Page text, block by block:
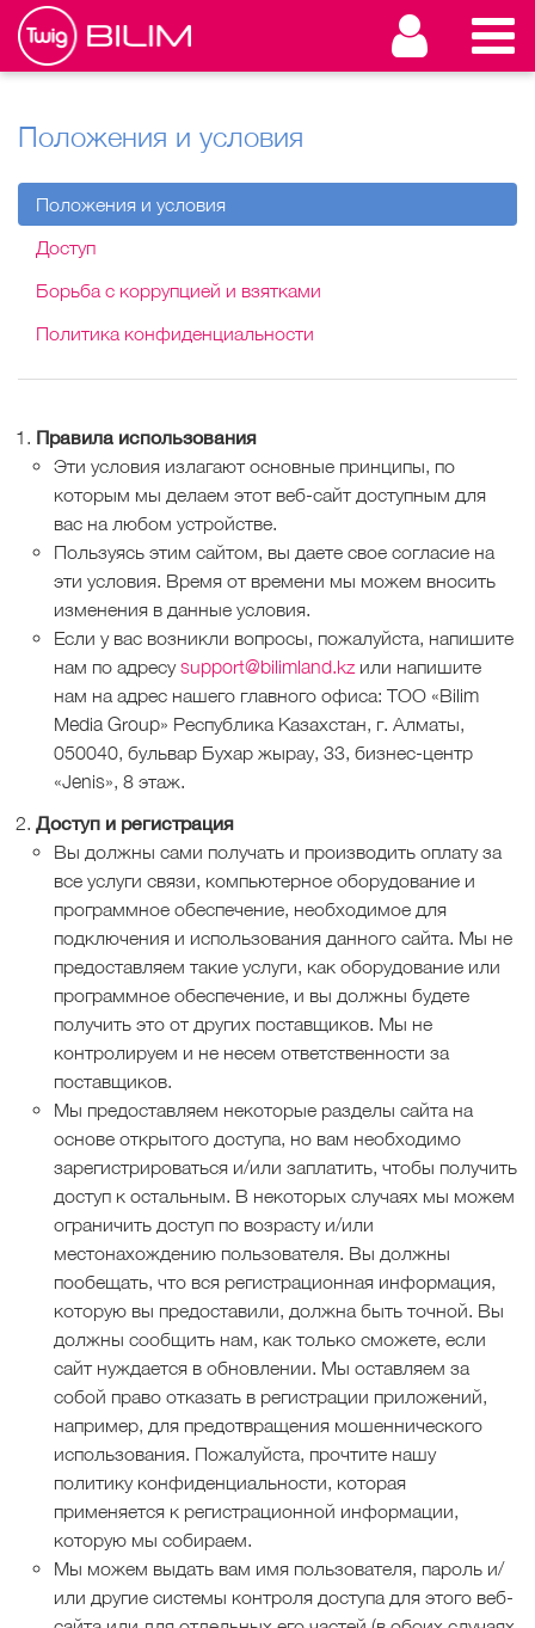
Положения и условия
Положения и условия
Доступ
Борьба с коррупцией и взятками
Политика конфиденциальности
Правила использования
Эти условия излагают основные принципы, по
которым мы делаем этот веб-сайт доступным для
вас на любом устройстве.
Пользуясь этим сайтом, вы даете свое согласие на
эти условия. Время от времени мы можем вносить
изменения в данные условия.
Если у вас возникли вопросы, пожалуйста, напишите
нам по адресуsupport@bilimland.kz или напишите
нам на адрес нашего главного офиса: ТОО «Bilim
Media Group» Республика Казахстан, г. Алматы,
050040, бульвар Бухар жырау, 33, бизнес-центр
«Jenis», 8 этаж.
Доступ и регистрация
Вы должны сами получать и производить оплату за
все услуги связи, компьютерное оборудование и
программное обеспечение, необходимое для
подключения и использования данного сайта. Мы не
предоставляем такие услуги, как оборудование или
программное обеспечение, и вы должны будете
получить это от других поставщиков. Мы не
контролируем и не несем ответственности за
поставщиков.
Мы предоставляем некоторые разделы сайта на
основе открытого доступа, но вам необходимо
зарегистрироваться и/или заплатить, чтобы получить
доступ к остальным. В некоторых случаях мы можем
ограничить доступ по возрасту и/или
местонахождению пользователя. Вы должны
пообещать, что вся регистрационная информация,
которую вы предоставили, должна быть точной. Вы
должны сообщить нам, как только сможете, если
сайт нуждается в обновлении. Мы оставляем за
собой право отказать в регистрации приложений,
например, для предотвращения мошеннического
использования. Пожалуйста, прочтите нашу
политику конфиденциальности, которая
применяется к регистрационной информации,
которую мы собираем.
Мы можем выдать вам имя пользователя, пароль и/
или другие системы контроля доступа для этого веб-